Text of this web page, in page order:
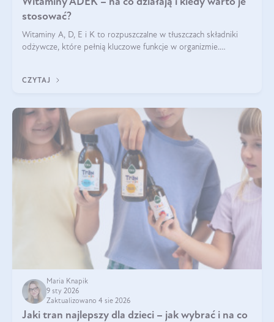
stosować?
Witaminy A, D, E i K to rozpuszczalne w tłuszczach składniki
odżywcze, które pełnią kluczowe funkcje w organizmie.
CZYTAJ
Maria Knapik
9 sty 2026
Zaktualizowano 4 sie 2026
Jaki tran najlepszy dla dzieci – jak wybrać i na co